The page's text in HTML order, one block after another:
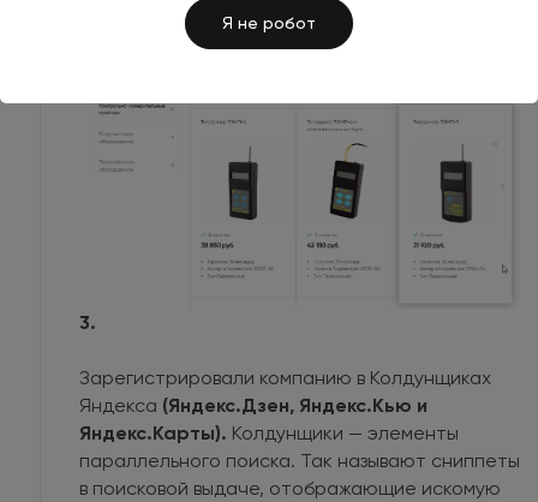
Я не робот
3.
Зарегистрировали компанию в Колдунщиках
Яндекса (Яндекс.Дзен, Яндекс.Кью и
Яндекс.Карты). Колдунщики — элементы
параллельного поиска. Так называют сниппеты
в поисковой выдаче, отображающие искомую